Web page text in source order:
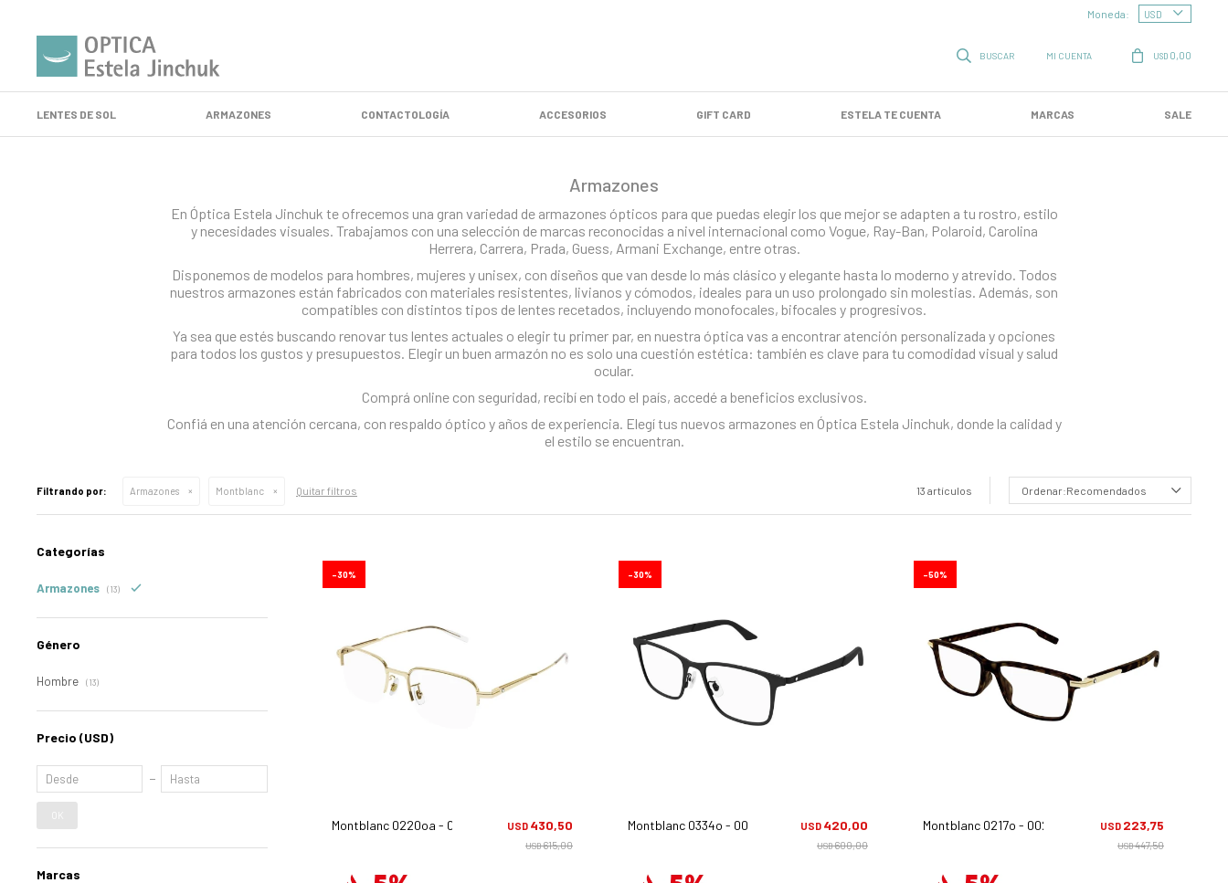
LENTES DE SOL ARMAZONES CONTACTOLOGÍA ACCESORIOS GIFT CARD ESTELA TE CUENTA MARCAS SALE
USD 0,00
Moneda:
Armazones
En Óptica Estela Jinchuk te ofrecemos una gran variedad de armazones ópticos para que puedas elegir los que mejor se adapten a tu rostro, estilo
y necesidades visuales. Trabajamos con una selección de marcas reconocidas a nivel internacional como Vogue, Ray-Ban, Polaroid, Carolina
Herrera, Carrera, Prada, Guess, Armani Exchange, entre otras.
Disponemos de modelos para hombres, mujeres y unisex, con diseños que van desde lo más clásico y elegante hasta lo moderno y atrevido. Todos
nuestros armazones están fabricados con materiales resistentes, livianos y cómodos, ideales para un uso prolongado sin molestias. Además, son
compatibles con distintos tipos de lentes recetados, incluyendo monofocales, bifocales y progresivos.
Ya sea que estés buscando renovar tus lentes actuales o elegir tu primer par, en nuestra óptica vas a encontrar atención personalizada y opciones
para todos los gustos y presupuestos. Elegir un buen armazón no es solo una cuestión estética: también es clave para tu comodidad visual y salud
ocular.
Comprá online con seguridad, recibí en todo el país, accedé a beneficios exclusivos.
Confiá en una atención cercana, con respaldo óptico y años de experiencia. Elegí tus nuevos armazones en Óptica Estela Jinchuk, donde la calidad y
el estilo se encuentran.
13 artículos Recomendados
Filtrando por: Armazones Montblanc Quitar filtros
Montblanc 0220oa - 005 USD 430,50
USD615,00
30
Montblanc 0334o - 001 USD 420,00
USD600,00
30
Montblanc 0217o - 002 USD 223,75
USD447,50
50
Categorías
Armazones (13)
Género
Hombre (13)
Precio (USD)
Marcas